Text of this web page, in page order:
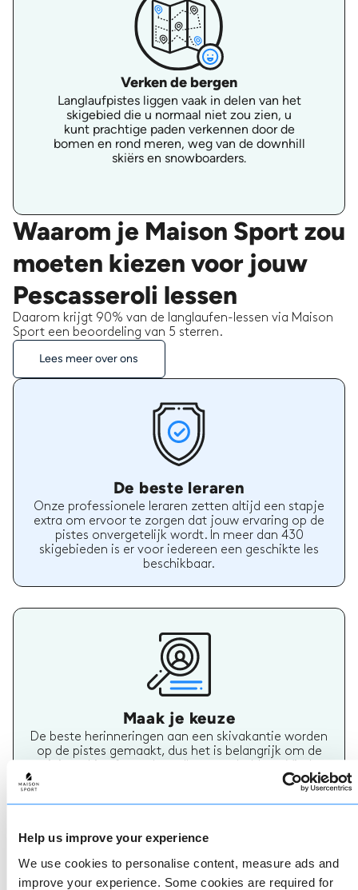
Help us improve your experience
We use cookies to personalise content, measure ads and
improve your experience. Some cookies are required for
Verken de bergen
Langlaufpistes liggen vaak in delen van het
skigebied die u normaal niet zou zien, u
kunt prachtige paden verkennen door de
bomen en rond meren, weg van de downhill
skiërs en snowboarders.
Waarom je Maison Sport zou
moeten kiezen voor jouw
Pescasseroli lessen
Daarom krijgt 90% van de langlaufen-lessen via Maison
Sport een beoordeling van 5 sterren.
Lees meer over ons
De beste leraren
Onze professionele leraren zetten altijd een stapje
extra om ervoor te zorgen dat jouw ervaring op de
pistes onvergetelijk wordt. In meer dan 430
skigebieden is er voor iedereen een geschikte les
beschikbaar.
Maak je keuze
De beste herinneringen aan een skivakantie worden
op de pistes gemaakt, dus het is belangrijk om de